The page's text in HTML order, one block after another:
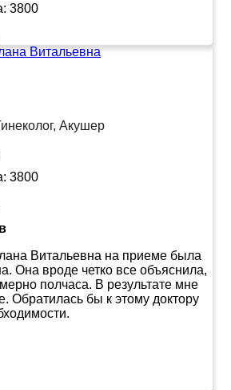
3800
Витальевна
Акушер
3800
Витальевна на приеме была
Она вроде четко все объяснила,
полчаса. В результате мне
Обратилась бы к этому доктору